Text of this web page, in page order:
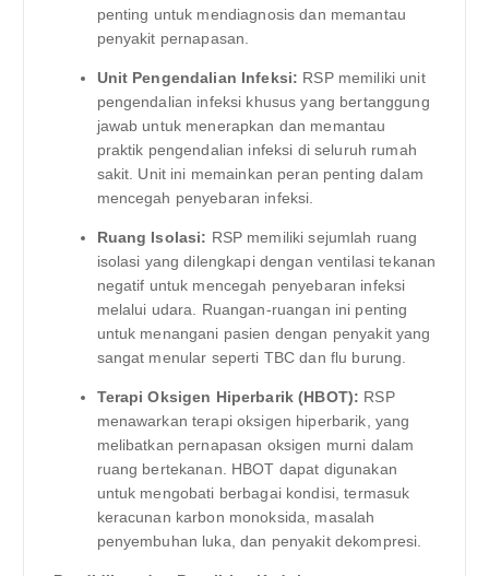
penting untuk mendiagnosis dan memantau
penyakit pernapasan.
Unit Pengendalian Infeksi: RSP memiliki unit
pengendalian infeksi khusus yang bertanggung
jawab untuk menerapkan dan memantau
praktik pengendalian infeksi di seluruh rumah
sakit. Unit ini memainkan peran penting dalam
mencegah penyebaran infeksi.
Ruang Isolasi: RSP memiliki sejumlah ruang
isolasi yang dilengkapi dengan ventilasi tekanan
negatif untuk mencegah penyebaran infeksi
melalui udara. Ruangan-ruangan ini penting
untuk menangani pasien dengan penyakit yang
sangat menular seperti TBC dan flu burung.
Terapi Oksigen Hiperbarik (HBOT): RSP
menawarkan terapi oksigen hiperbarik, yang
melibatkan pernapasan oksigen murni dalam
ruang bertekanan. HBOT dapat digunakan
untuk mengobati berbagai kondisi, termasuk
keracunan karbon monoksida, masalah
penyembuhan luka, dan penyakit dekompresi.